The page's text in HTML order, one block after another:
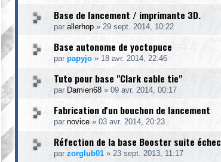
Base de lancement / imprimante 3D.
par allerhop » 29 sept. 2014, 10:22
Base autonome de yoctopuce
par papyjo » 18 avr. 2014, 22:46
Tuto pour base "Clark cable tie"
par Damien68 » 09 avr. 2014, 00:17
Fabrication d'un bouchon de lancement
par novice » 03 avr. 2014, 20:23
Réfection de la base Booster suite échec
par zorglub01 » 23 sept. 2013, 11:17